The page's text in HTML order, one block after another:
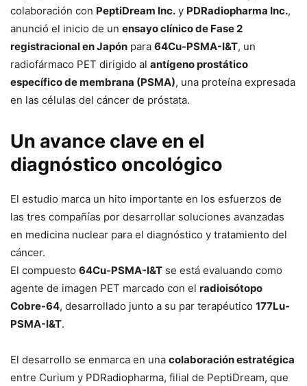
colaboración con PeptiDream Inc. y PDRadiopharma Inc.,
anunció el inicio de un ensayo clínico de Fase 2
registracional en Japón para 64Cu-PSMA-I&T, un
radiofármaco PET dirigido al antígeno prostático
específico de membrana (PSMA), una proteína expresada
en las células del cáncer de próstata.
Un avance clave en el
diagnóstico oncológico
El estudio marca un hito importante en los esfuerzos de
las tres compañías por desarrollar soluciones avanzadas
en medicina nuclear para el diagnóstico y tratamiento del
cáncer.
El compuesto 64Cu-PSMA-I&T se está evaluando como
agente de imagen PET marcado con el radioisótopo
Cobre-64, desarrollado junto a su par terapéutico 177Lu-
PSMA-I&T.
El desarrollo se enmarca en una colaboración estratégica
entre Curium y PDRadiopharma, filial de PeptiDream, que